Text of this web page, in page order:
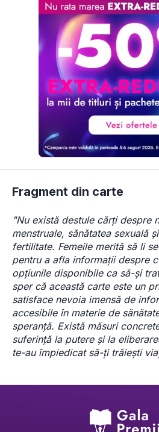
Fragment din carte
"Nu există destule cărți despre
menstruale, sănătatea sexuală
fertilitate. Femeile merită să li
pentru a afla informații despre
opțiunile disponibile ca să-și
sper că această carte este un
satisface nevoia imensă de
accesibile în materie de
speranță. Există măsuri
suferință la putere și la
te-au împiedicat să-ți trăiești